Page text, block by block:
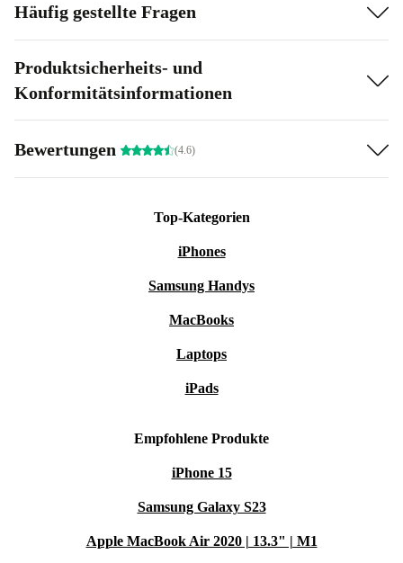
Häufig gestellte Fragen
Produktsicherheits- und
Konformitätsinformationen
Bewertungen (4.6)
Top-Kategorien
iPhones
Samsung Handys
MacBooks
Laptops
iPads
Empfohlene Produkte
iPhone 15
Samsung Galaxy S23
Apple MacBook Air 2020 | 13.3" | M1